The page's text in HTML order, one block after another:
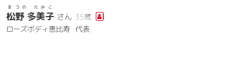
松野 多美子
まつの たみこ
さん 35歳
ローズボディ恵比寿 代表